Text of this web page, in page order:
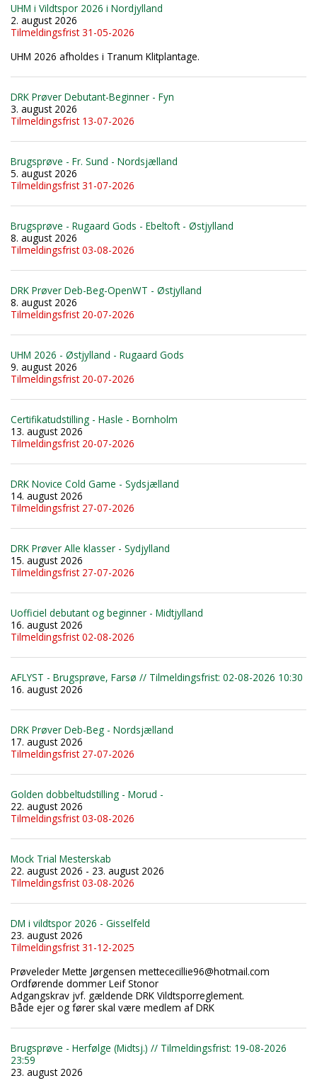
UHM i Vildtspor 2026 i Nordjylland
2. august 2026
Tilmeldingsfrist 31-05-2026
UHM 2026 afholdes i Tranum Klitplantage.
DRK Prøver Debutant-Beginner - Fyn
3. august 2026
Tilmeldingsfrist 13-07-2026
Brugsprøve - Fr. Sund - Nordsjælland
5. august 2026
Tilmeldingsfrist 31-07-2026
Brugsprøve - Rugaard Gods - Ebeltoft - Østjylland
8. august 2026
Tilmeldingsfrist 03-08-2026
DRK Prøver Deb-Beg-OpenWT - Østjylland
8. august 2026
Tilmeldingsfrist 20-07-2026
UHM 2026 - Østjylland - Rugaard Gods
9. august 2026
Tilmeldingsfrist 20-07-2026
Certifikatudstilling - Hasle - Bornholm
13. august 2026
Tilmeldingsfrist 20-07-2026
DRK Novice Cold Game - Sydsjælland
14. august 2026
Tilmeldingsfrist 27-07-2026
DRK Prøver Alle klasser - Sydjylland
15. august 2026
Tilmeldingsfrist 27-07-2026
Uofficiel debutant og beginner - Midtjylland
16. august 2026
Tilmeldingsfrist 02-08-2026
AFLYST - Brugsprøve, Farsø // Tilmeldingsfrist: 02-08-2026 10:30
16. august 2026
DRK Prøver Deb-Beg - Nordsjælland
17. august 2026
Tilmeldingsfrist 27-07-2026
Golden dobbeltudstilling - Morud -
22. august 2026
Tilmeldingsfrist 03-08-2026
Mock Trial Mesterskab
22. august 2026 - 23. august 2026
Tilmeldingsfrist 03-08-2026
DM i vildtspor 2026 - Gisselfeld
23. august 2026
Tilmeldingsfrist 31-12-2025
Prøveleder Mette Jørgensen mettececillie96@hotmail.com
Ordførende dommer Leif Stonor
Adgangskrav jvf. gældende DRK Vildtsporreglement.
Både ejer og fører skal være medlem af DRK
Brugsprøve - Herfølge (Midtsj.) // Tilmeldingsfrist: 19-08-2026
23:59
23. august 2026